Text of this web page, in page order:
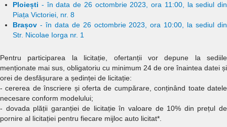
Ploiești - în data de 26 octombrie 2023, ora 11:00, la sediul din
Piața Victoriei, nr. 8
Brașov - în data de 26 octombrie 2023, ora 10:00, la sediul din
Str. Nicolae Iorga nr. 1
Pentru participarea la licitație, ofertanții vor depune la sediile
menționate mai sus, obligatoriu cu minimum 24 de ore înaintea datei și
orei de desfășurare a ședinței de licitație:
- cererea de înscriere și oferta de cumpărare, conținând toate datele
necesare conform modelului;
- dovada plății garanției de licitație în valoare de 10% din prețul de
pornire al licitației pentru fiecare mijloc auto licitat*.